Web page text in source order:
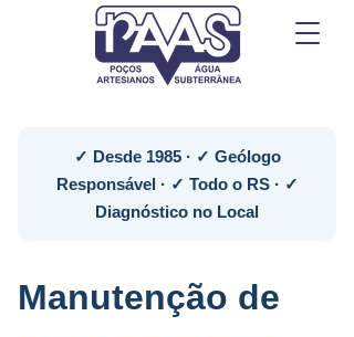
✓ Desde 1985 · ✓ Geólogo
Responsável · ✓ Todo o RS · ✓
Diagnóstico no Local
Manutenção de